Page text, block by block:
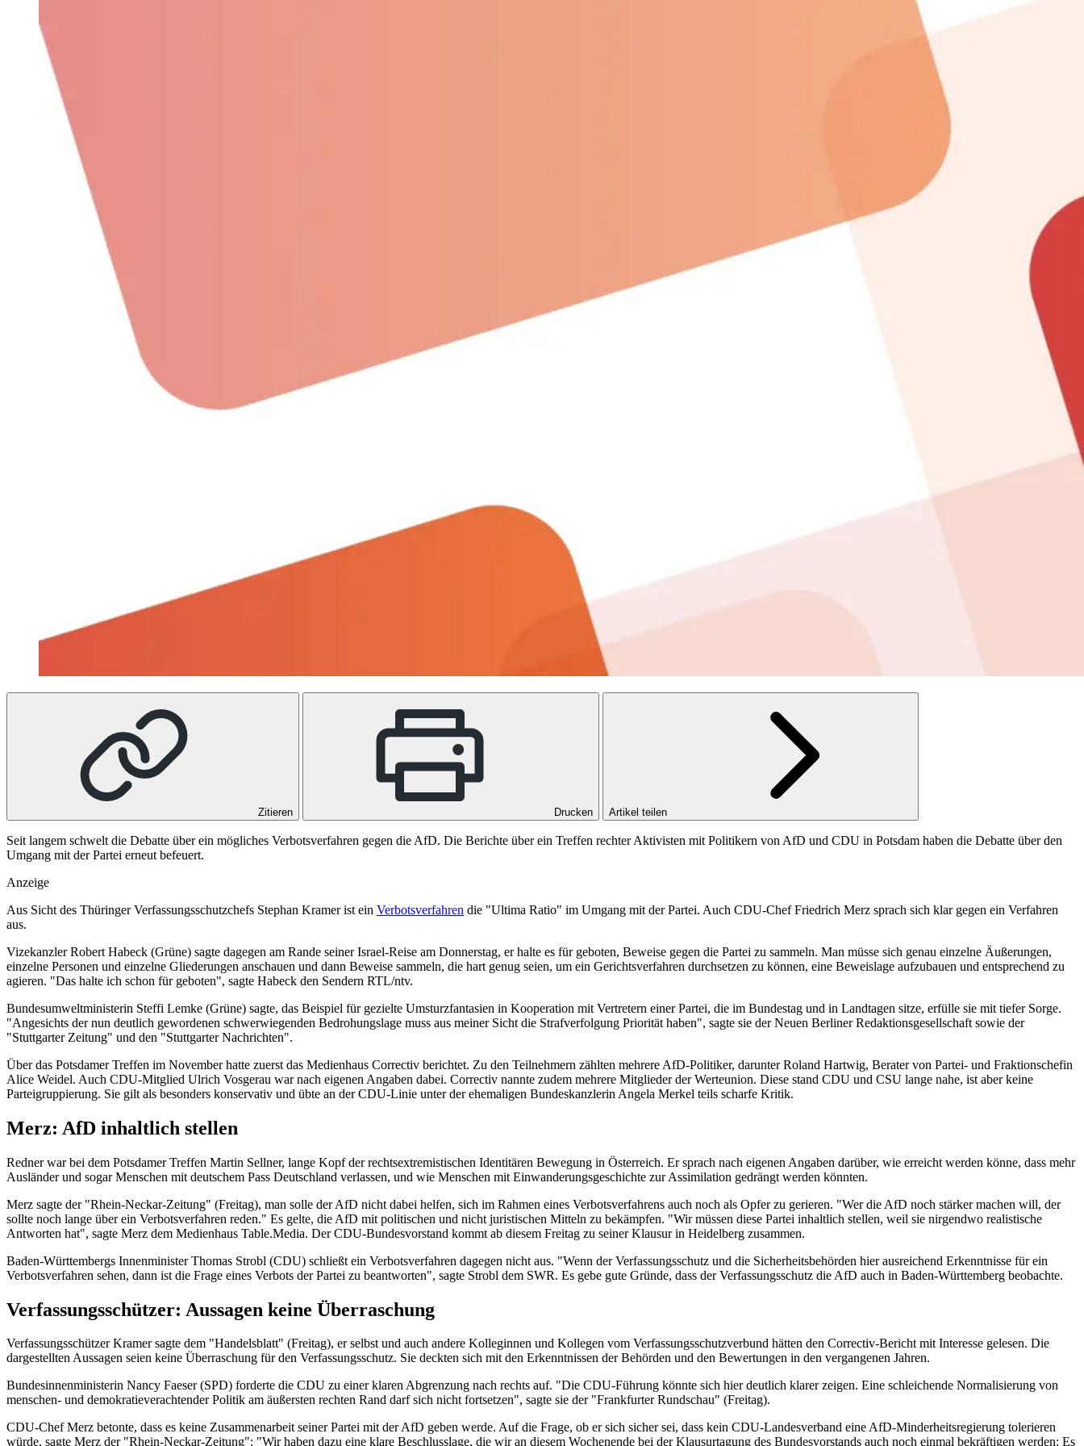
Zitieren Drucken Artikel teilen
Seit langem schwelt die Debatte über ein mögliches Verbotsverfahren gegen die AfD. Die Berichte über ein Treffen rechter Aktivisten mit Politikern von AfD und CDU in Potsdam haben die Debatte über den
Umgang mit der Partei erneut befeuert.
Anzeige
Aus Sicht des Thüringer Verfassungsschutzchefs Stephan Kramer ist ein Verbotsverfahren die "Ultima Ratio" im Umgang mit der Partei. Auch CDU-Chef Friedrich Merz sprach sich klar gegen ein Verfahren
aus.
Vizekanzler Robert Habeck (Grüne) sagte dagegen am Rande seiner Israel-Reise am Donnerstag, er halte es für geboten, Beweise gegen die Partei zu sammeln. Man müsse sich genau einzelne Äußerungen,
einzelne Personen und einzelne Gliederungen anschauen und dann Beweise sammeln, die hart genug seien, um ein Gerichtsverfahren durchsetzen zu können, eine Beweislage aufzubauen und entsprechend zu
agieren. "Das halte ich schon für geboten", sagte Habeck den Sendern RTL/ntv.
Bundesumweltministerin Steffi Lemke (Grüne) sagte, das Beispiel für gezielte Umsturzfantasien in Kooperation mit Vertretern einer Partei, die im Bundestag und in Landtagen sitze, erfülle sie mit tiefer Sorge.
"Angesichts der nun deutlich gewordenen schwerwiegenden Bedrohungslage muss aus meiner Sicht die Strafverfolgung Priorität haben", sagte sie der Neuen Berliner Redaktionsgesellschaft sowie der
"Stuttgarter Zeitung" und den "Stuttgarter Nachrichten".
Über das Potsdamer Treffen im November hatte zuerst das Medienhaus Correctiv berichtet. Zu den Teilnehmern zählten mehrere AfD-Politiker, darunter Roland Hartwig, Berater von Partei- und Fraktionschefin
Alice Weidel. Auch CDU-Mitglied Ulrich Vosgerau war nach eigenen Angaben dabei. Correctiv nannte zudem mehrere Mitglieder der Werteunion. Diese stand CDU und CSU lange nahe, ist aber keine
Parteigruppierung. Sie gilt als besonders konservativ und übte an der CDU-Linie unter der ehemaligen Bundeskanzlerin Angela Merkel teils scharfe Kritik.
Merz: AfD inhaltlich stellen
Redner war bei dem Potsdamer Treffen Martin Sellner, lange Kopf der rechtsextremistischen Identitären Bewegung in Österreich. Er sprach nach eigenen Angaben darüber, wie erreicht werden könne, dass mehr
Ausländer und sogar Menschen mit deutschem Pass Deutschland verlassen, und wie Menschen mit Einwanderungsgeschichte zur Assimilation gedrängt werden könnten.
Merz sagte der "Rhein-Neckar-Zeitung" (Freitag), man solle der AfD nicht dabei helfen, sich im Rahmen eines Verbotsverfahrens auch noch als Opfer zu gerieren. "Wer die AfD noch stärker machen will, der
sollte noch lange über ein Verbotsverfahren reden." Es gelte, die AfD mit politischen und nicht juristischen Mitteln zu bekämpfen. "Wir müssen diese Partei inhaltlich stellen, weil sie nirgendwo realistische
Antworten hat", sagte Merz dem Medienhaus Table.Media. Der CDU-Bundesvorstand kommt ab diesem Freitag zu seiner Klausur in Heidelberg zusammen.
Baden-Württembergs Innenminister Thomas Strobl (CDU) schließt ein Verbotsverfahren dagegen nicht aus. "Wenn der Verfassungsschutz und die Sicherheitsbehörden hier ausreichend Erkenntnisse für ein
Verbotsverfahren sehen, dann ist die Frage eines Verbots der Partei zu beantworten", sagte Strobl dem SWR. Es gebe gute Gründe, dass der Verfassungsschutz die AfD auch in Baden-Württemberg beobachte.
Verfassungsschützer: Aussagen keine Überraschung
Verfassungsschützer Kramer sagte dem "Handelsblatt" (Freitag), er selbst und auch andere Kolleginnen und Kollegen vom Verfassungsschutzverbund hätten den Correctiv-Bericht mit Interesse gelesen. Die
dargestellten Aussagen seien keine Überraschung für den Verfassungsschutz. Sie deckten sich mit den Erkenntnissen der Behörden und den Bewertungen in den vergangenen Jahren.
Bundesinnenministerin Nancy Faeser (SPD) forderte die CDU zu einer klaren Abgrenzung nach rechts auf. "Die CDU-Führung könnte sich hier deutlich klarer zeigen. Eine schleichende Normalisierung von
menschen- und demokratieverachtender Politik am äußersten rechten Rand darf sich nicht fortsetzen", sagte sie der "Frankfurter Rundschau" (Freitag).
CDU-Chef Merz betonte, dass es keine Zusammenarbeit seiner Partei mit der AfD geben werde. Auf die Frage, ob er sich sicher sei, dass kein CDU-Landesverband eine AfD-Minderheitsregierung tolerieren
würde, sagte Merz der "Rhein-Neckar-Zeitung": "Wir haben dazu eine klare Beschlusslage, die wir an diesem Wochenende bei der Klausurtagung des Bundesvorstands auch noch einmal bekräftigen werden: Es